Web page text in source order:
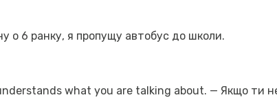
о 6 ранку, я пропущу автобус до школи.
what you are talking about. — Якщо ти